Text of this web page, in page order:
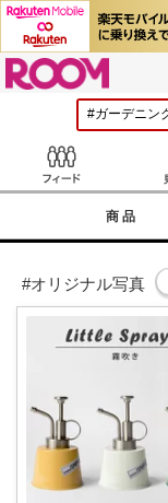
商品
#オリジナル写真